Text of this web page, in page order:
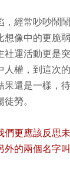
，經常吵吵鬧
想像中的更脆
社運活動更是
人權，到這
果還是一樣，
勞。
們更應該反思
外的兩個名字